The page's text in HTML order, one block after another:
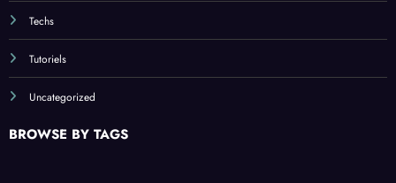
Uncategorized
BROWSE BY TAGS